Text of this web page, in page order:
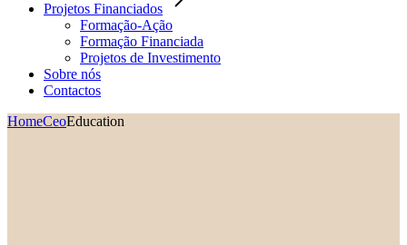
Projetos Financiados
Formação-Ação
Formação Financiada
Projetos de Investimento
Sobre nós
Contactos
HomeCeoEducation